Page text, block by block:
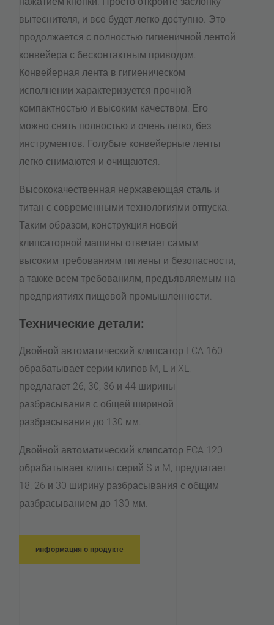
вытеснителя, и все будет легко доступно. Это
продолжается с полностью гигиеничной лентой
конвейера с бесконтактным приводом.
Конвейерная лента в гигиеническом
исполнении характеризуется прочной
компактностью и высоким качеством. Его
можно снять полностью и очень легко, без
инструментов. Голубые конвейерные ленты
легко снимаются и очищаются.
Высококачественная нержавеющая сталь и
титан с современными технологиями отпуска.
Таким образом, конструкция новой
клипсаторной машины отвечает самым
высоким требованиям гигиены и безопасности,
а также всем требованиям, предъявляемым на
предприятиях пищевой промышленности.
Технические детали:
Двойной автоматический клипсатор FCA 160
обрабатывает серии клипов M, L и XL,
предлагает 26, 30, 36 и 44 ширины
разбрасывания с общей шириной
разбрасывания до 130 мм.
Двойной автоматический клипсатор FCA 120
обрабатывает клипы серий S и M, предлагает
18, 26 и 30 ширину разбрасывания с общим
разбрасыванием до 130 мм.
информация о продукте